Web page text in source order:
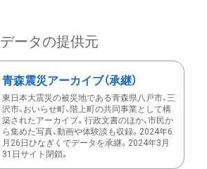
データの提供元
青森震災アーカイブ（承継）
東日本大震災の被災地である青森県八戸市、三
沢市、おいらせ町、階上町の共同事業として構
築されたアーカイブ。行政文書のほか、市民か
ら集めた写真、動画や体験談も収録。2024年6
月26日ひなぎくでデータを承継。2024年3月
31日サイト閉鎖。